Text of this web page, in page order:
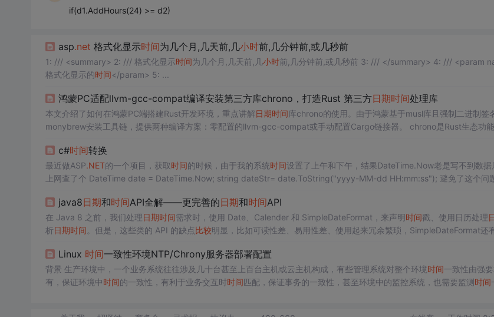
if(d1.AddHours(24) >= d2)
asp.net 格式化显示时间为几个月,几天前,几小时前,几分钟前,或几秒前
1: /// <summary> 2: /// 格式化显示时间为几个月,几天前,几小时前,几分钟前,或几秒前 3: /// </summary> 4: /// <param name="dt">要
格式化显示的时间 </param> 5: ...
鸿蒙PC适配llvm-gcc-compat编译安装第三方库chrono，打造Rust 第三方日期时间处理库
本文介绍了如何在鸿蒙PC端搭建Rust开发环境，重点讲解日期时间库chrono的使用。由于鸿蒙基于musl库且强制二进制签
monybrew安装工具链，提供两种编译方案：零配置的llvm-gcc-compat或手动配置Cargo链接器。 chrono是Rust生态功
式化输出、字符串解析、
c#时间转换
最近做ASP.NET的一个项目，获取时间的时候，由于我的系统时间设置了上午和下午，结果DateTime.Now老是写不到数据
上网查了个 DateTime date = DateTime.Now; string dateStr= date.ToString("yyyy-MM-dd HH:mm:ss"); 避免了这个问题。 进而又看
java8日期和时间API全解——更完善的日期和时间API
在 Java 8 之前，我们处理日期时间需求时，使用 Date、Calender 和 SimpleDateFormat，来声明时间戳、使用日历处理
析日期时间 。但是，这些类的 API 的缺点比较明显，比如可读性差、易用性差、使用起来冗余繁琐，SimpleDateFormat还
Linux 时间一致性环境NTP/Chrony服务器部署配置
背景 生产环境中，一个业务系统往往涉及几十台甚至上百台主机或云主机构成，有些管理系统对整个环境时间一致性由强
有，保证环境中时间的一致性，有利于业务交互时时间匹配，保证事务的一致性，甚至环境中的监控系统，也需要监测时间